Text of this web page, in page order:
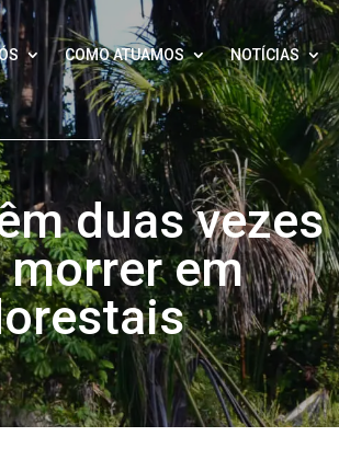
COMO ATUAMOS NOTÍCIAS
duas vezes
em